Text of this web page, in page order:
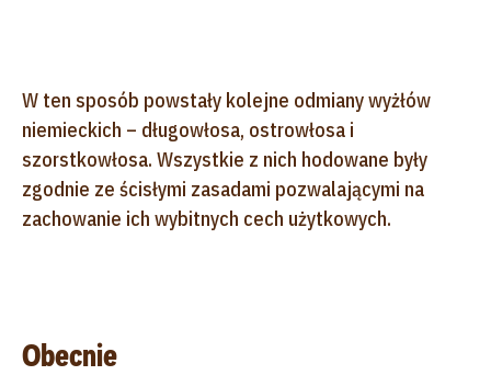
W ten sposób powstały kolejne odmiany wyżłów
niemieckich – długowłosa, ostrowłosa i
szorstkowłosa. Wszystkie z nich hodowane były
zgodnie ze ścisłymi zasadami pozwalającymi na
zachowanie ich wybitnych cech użytkowych.
Obecnie